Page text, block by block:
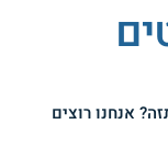
? אנחנו רוצים